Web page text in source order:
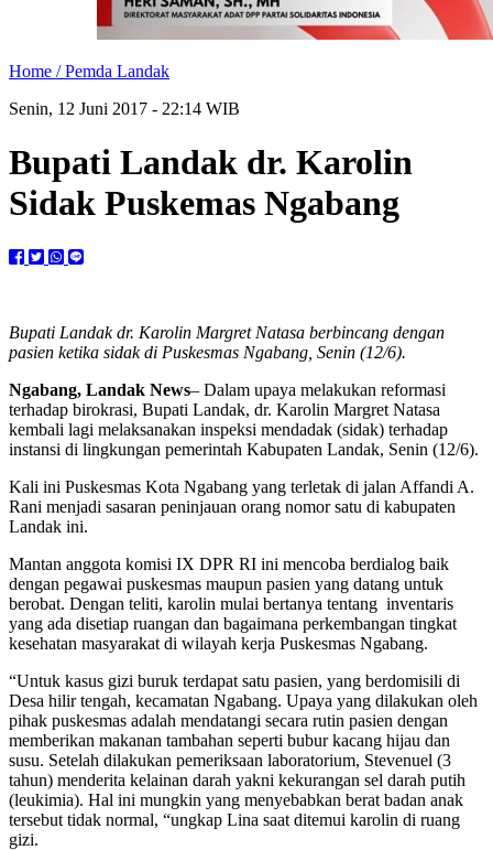
Home /Pemda Landak
Senin, 12 Juni 2017 - 22:14 WIB
Bupati Landak dr. Karolin
Sidak Puskemas Ngabang
Bupati Landak dr. Karolin Margret Natasa berbincang dengan
pasien ketika sidak di Puskesmas Ngabang, Senin (12/6).
Ngabang, Landak News– Dalam upaya melakukan reformasi
terhadap birokrasi, Bupati Landak, dr. Karolin Margret Natasa
kembali lagi melaksanakan inspeksi mendadak (sidak) terhadap
instansi di lingkungan pemerintah Kabupaten Landak, Senin (12/6).
Kali ini Puskesmas Kota Ngabang yang terletak di jalan Affandi A.
Rani menjadi sasaran peninjauan orang nomor satu di kabupaten
Landak ini.
Mantan anggota komisi IX DPR RI ini mencoba berdialog baik
dengan pegawai puskesmas maupun pasien yang datang untuk
berobat. Dengan teliti, karolin mulai bertanya tentang inventaris
yang ada disetiap ruangan dan bagaimana perkembangan tingkat
kesehatan masyarakat di wilayah kerja Puskesmas Ngabang.
“Untuk kasus gizi buruk terdapat satu pasien, yang berdomisili di
Desa hilir tengah, kecamatan Ngabang. Upaya yang dilakukan oleh
pihak puskesmas adalah mendatangi secara rutin pasien dengan
memberikan makanan tambahan seperti bubur kacang hijau dan
susu. Setelah dilakukan pemeriksaan laboratorium, Stevenuel (3
tahun) menderita kelainan darah yakni kekurangan sel darah putih
(leukimia). Hal ini mungkin yang menyebabkan berat badan anak
tersebut tidak normal, “ungkap Lina saat ditemui karolin di ruang
gizi.